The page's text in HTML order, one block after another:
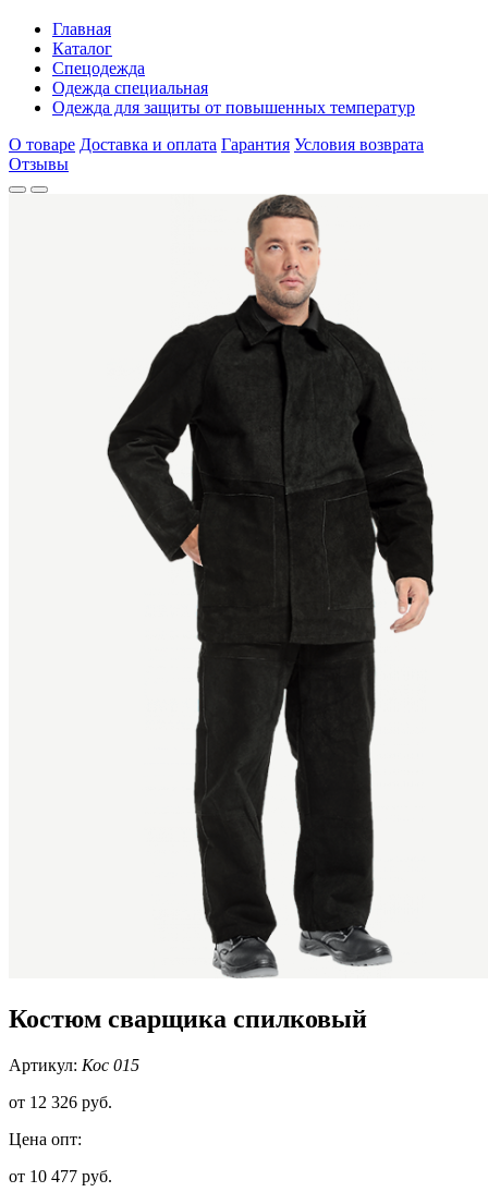
Главная
Каталог
Спецодежда
Одежда специальная
Одежда для защиты от повышенных температур
О товаре Доставка и оплата Гарантия Условия возврата
Отзывы
Костюм сварщика спилковый
Артикул: Кос 015
от 12 326 руб.
Цена опт:
от 10 477 руб.